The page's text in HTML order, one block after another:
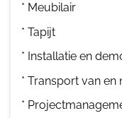
* Meubilair
* Tapijt
* Installatie en
* Transport van
*